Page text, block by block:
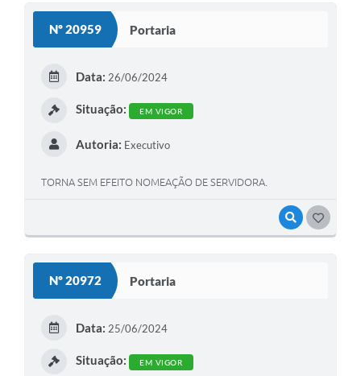
Nº 20959 Portaria
VISUALIZAR
Data: 26/06/2024
Situação: EM VIGOR
Autoria: Executivo
TORNA SEM EFEITO NOMEAÇÃO DE SERVIDORA.
Nº 20972 Portaria
Data: 25/06/2024
Situação: EM VIGOR